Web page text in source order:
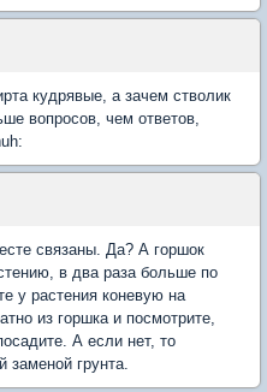
кудрявые, а зачем стволик
вопросов, чем ответов,
связаны. Да? А горшок
в два раза больше по
у растения коневую на
из горшка и посмотрите,
А если нет, то
заменой грунта.